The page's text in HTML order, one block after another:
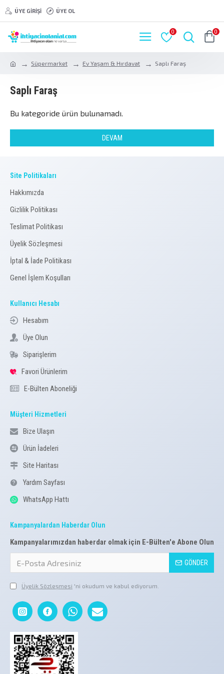
ÜYE GIRIŞI ÜYE OL
0 0
Süpermarket Ev Yaşam & Hırdavat Saplı Faraş
Saplı Faraş
Bu kategoride ürün bulunamadı.
DEVAM
Site Politikaları
Hakkımızda
Gizlilik Politikası
Teslimat Politikası
Üyelik Sözleşmesi
İptal & İade Politikası
Genel İşlem Koşulları
Kullanıcı Hesabı
Hesabım
Üye Olun
Siparişlerim
Favori Ürünlerim
E-Bülten Aboneliği
Müşteri Hizmetleri
Bize Ulaşın
Ürün İadeleri
Site Haritası
Yardım Sayfası
WhatsApp Hattı
Kampanyalardan Haberdar Olun
Kampanyalarımızdan haberdar olmak için E-Bülten'e Abone Olun
GÖNDER
Üyelik Sözleşmesi 'ni okudum ve kabul ediyorum.